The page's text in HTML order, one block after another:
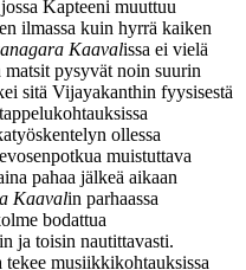
Kapteeni muuttuu
ilmassa kuin hyrrä kaiken
Kaavalissa ei vielä
pysyvät noin suurin
sitä Vijayakanthin fyysisestä
ollessa
muistuttava
pahaa jälkeä aikaan
Kaavalin parhaassa
bodattua
ja toisin nautittavasti.
musiikkikohtauksissa